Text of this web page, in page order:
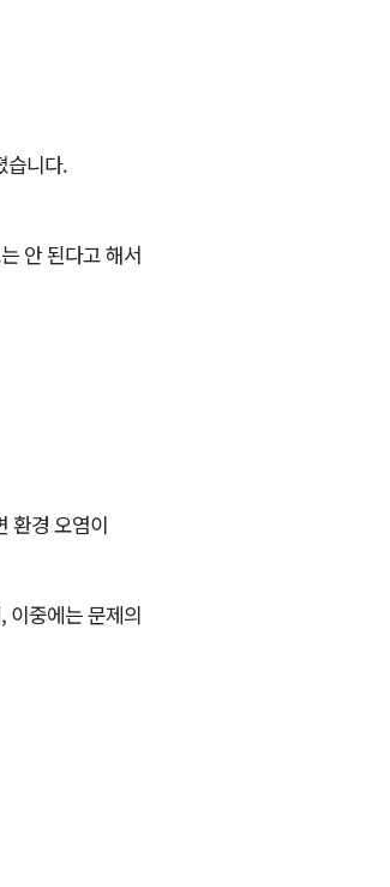
습니다.
안 된다고 해서
환경 오염이
이중에는 문제의